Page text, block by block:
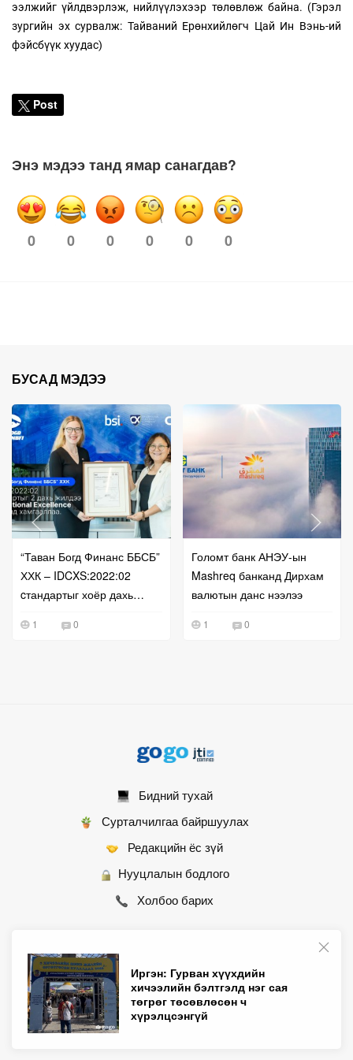
ээлжийг үйлдвэрлэж, нийлүүлэхээр төлөвлөж байна. (Гэрэл
зургийн эх сурвалж: Тайваний Ерөнхийлөгч Цай Ин Вэнь-ий
фэйсбүүк хуудас)
Post
Энэ мэдээ танд ямар санагдав?
0 0 0 0 0 0
Иргэн: Гурван хүүхдийн
хичээлийн бэлтгэлд нэг сая
төгрөг төсөвлөсөн ч
хүрэлцсэнгүй
БУСАД МЭДЭЭ
“Таван Богд Финанс ББСБ”
ХХК – IDCXS:2022:02
cтандартыг хоёр дахь
Excellence түвшинд
1 0
Голомт банк АНЭУ-ын
Mashreq банканд Дирхам
валютын данс нээлээ
1 0
Бидний тухай
Сурталчилгаа байршуулах
Редакцийн ёс зүй
Нууцлалын бодлого
Холбоо барих
© 2007 - 2026 Монгол Контент ХХК • Бүх эрх хуулиар хамгаалагдсан